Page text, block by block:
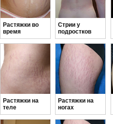
Растяжки во
время
беременности
Стрии у
подростков
Растяжки на
теле
Растяжки на
ногах